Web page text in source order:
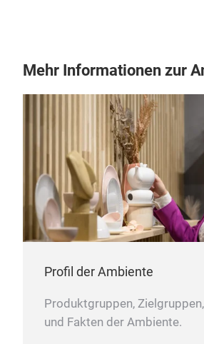
Mehr Informationen zur
Profil der Ambiente
Produktgruppen,
und Fakten der Ambiente.